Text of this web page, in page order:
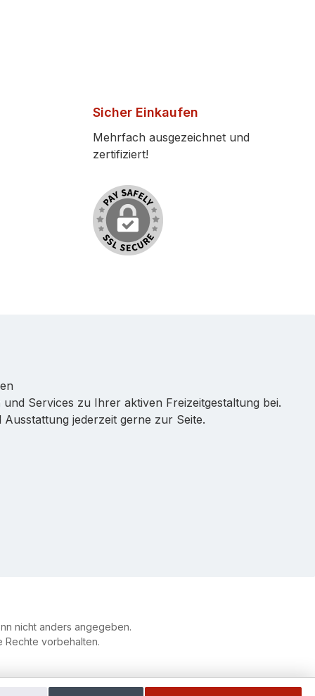
Sicher Einkaufen
Mehrfach ausgezeichnet und
zertifiziert!
Services zu Ihrer aktiven Freizeitgestaltung bei.
jederzeit gerne zur Seite.
nicht anders angegeben.
Rechte vorbehalten.